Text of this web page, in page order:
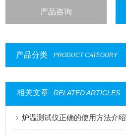
产品咨询
产品分类 PRODUCT CATEGORY
相关文章 RELATED ARTICLES
炉温测试仪正确的使用方法介绍